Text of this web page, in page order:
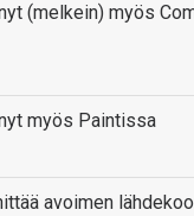
(melkein) myös
myös Paintissa
avoimen